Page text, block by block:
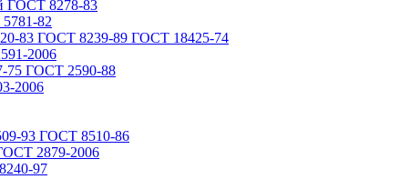
ГОСТ 8278-83
82
83 ГОСТ 8239-89 ГОСТ 18425-74
2006
75 ГОСТ 2590-88
2006
93 ГОСТ 8510-86
2879-2006
97